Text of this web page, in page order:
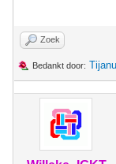
Zoek
Bedankt door: